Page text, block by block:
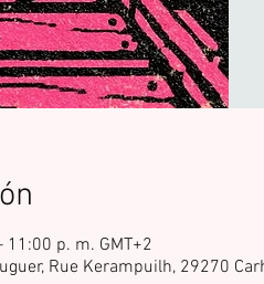
11:00 p. m. GMT+2
Rue Kerampuilh, 29270